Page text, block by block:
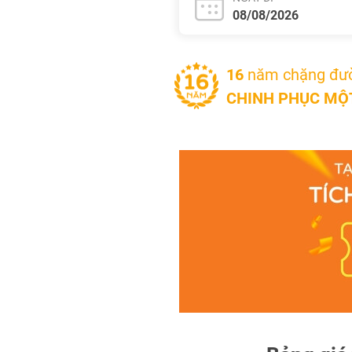
16 năm chặng
CHINH PHỤC